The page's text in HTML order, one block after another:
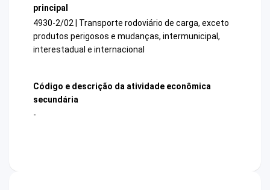
principal
4930-2/02 | Transporte rodoviário de carga, exceto
produtos perigosos e mudanças, intermunicipal,
interestadual e internacional
Código e descrição da atividade econômica
secundária
-